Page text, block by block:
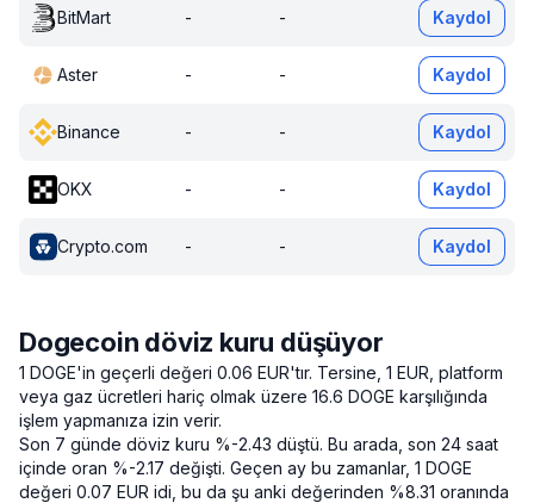
BitMart - - Kaydol
Aster - - Kaydol
Binance - - Kaydol
OKX - - Kaydol
Crypto.com - - Kaydol
Dogecoin döviz kuru düşüyor
1 DOGE'in geçerli değeri 0.06 EUR'tır. Tersine, 1 EUR, platform
veya gaz ücretleri hariç olmak üzere 16.6 DOGE karşılığında
işlem yapmanıza izin verir.
Son 7 günde döviz kuru %-2.43 düştü. Bu arada, son 24 saat
içinde oran %-2.17 değişti. Geçen ay bu zamanlar, 1 DOGE
değeri 0.07 EUR idi, bu da şu anki değerinden %8.31 oranında